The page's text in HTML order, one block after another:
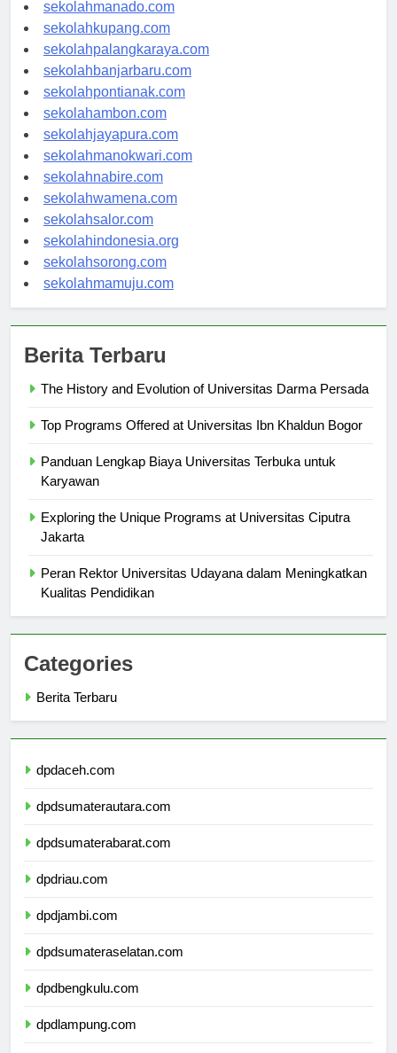
sekolahmanado.com
sekolahkupang.com
sekolahpalangkaraya.com
sekolahbanjarbaru.com
sekolahpontianak.com
sekolahambon.com
sekolahjayapura.com
sekolahmanokwari.com
sekolahnabire.com
sekolahwamena.com
sekolahsalor.com
sekolahindonesia.org
sekolahsorong.com
Panduan Lengkap Biaya Universitas Terbuka untuk
Exploring the Unique Programs at Universitas Ciputra
Peran Rektor Universitas Udayana dalam Meningkatkan
Categories